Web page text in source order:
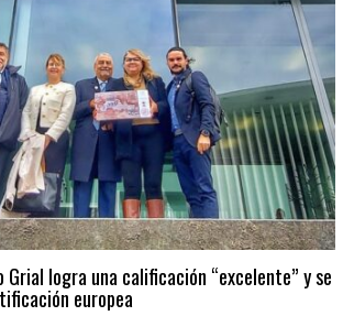
Grial logra una calificación “excelente” y se
europea